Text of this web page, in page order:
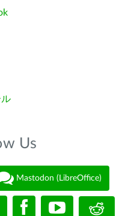
Us
Mastodon (LibreOffice)